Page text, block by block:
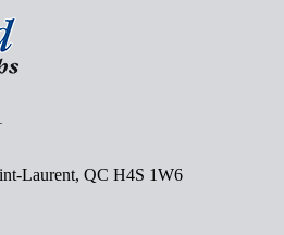
Laurent, QC H4S 1W6